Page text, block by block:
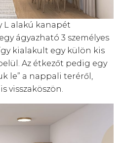
L alakú kanapét
ágyazható 3 személyes
kialakult egy külön kis
Az étkezőt pedig egy
le” a nappali teréről,
visszaköszön.